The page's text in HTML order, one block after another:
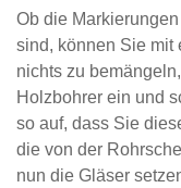
Ob die
sind, können Sie mit
nichts zu
Holzbohrer ein und
so auf, dass Sie
die von der
nun die Gläser